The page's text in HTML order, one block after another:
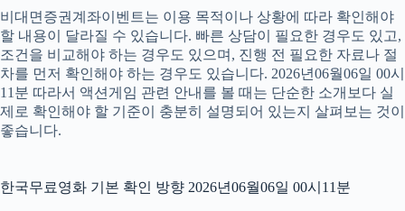
비대면증권계좌이벤트는 이용 목적이나 상황에 따라 확인해야
할 내용이 달라질 수 있습니다. 빠른 상담이 필요한 경우도 있고,
조건을 비교해야 하는 경우도 있으며, 진행 전 필요한 자료나 절
차를 먼저 확인해야 하는 경우도 있습니다. 2026년06월06일 00시
11분 따라서 액션게임 관련 안내를 볼 때는 단순한 소개보다 실
제로 확인해야 할 기준이 충분히 설명되어 있는지 살펴보는 것이
좋습니다.
한국무료영화 기본 확인 방향 2026년06월06일 00시11분